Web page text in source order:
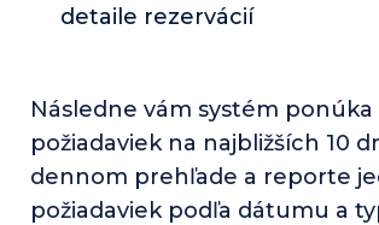
detaile rezervácií
Následne vám systém
požiadaviek na najbližších 10
dennom prehľade a reporte
požiadaviek podľa dátumu a